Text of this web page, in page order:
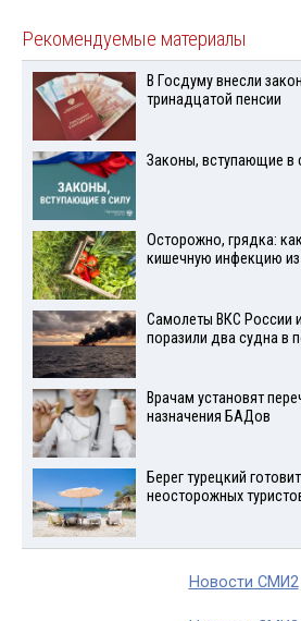
Рекомендуемые материалы
В Госдуму внесли
тринадцатой пенсии
Законы, вступающие в
Осторожно, грядка:
кишечную инфекцию
Самолеты ВКС России
поразили два судна в
Врачам установят
назначения БАДов
Берег турецкий
неосторожных
Новости СМИ2